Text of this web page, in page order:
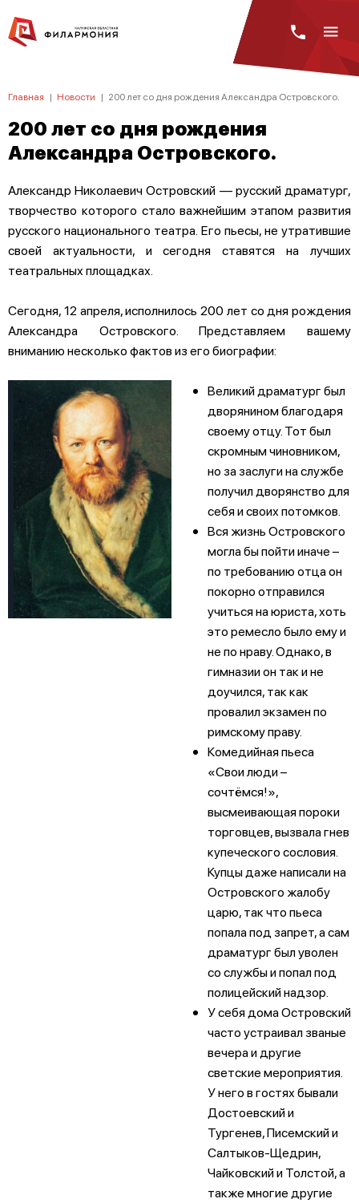
Главная | Новости | 200 лет со дня рождения Александра Островского.
200 лет со дня рождения
Александра Островского.
Александр Николаевич Островский — русский драматург,
творчество которого стало важнейшим этапом развития
русского национального театра. Его пьесы, не утратившие
своей актуальности, и сегодня ставятся на лучших
театральных площадках.
Сегодня, 12 апреля, исполнилось 200 лет со дня рождения
Александра Островского. Представляем вашему
вниманию несколько фактов из его биографии:
Великий драматург был
дворянином благодаря
своему отцу. Тот был
скромным чиновником,
но за заслуги на службе
получил дворянство для
себя и своих потомков.
Вся жизнь Островского
могла бы пойти иначе –
по требованию отца он
покорно отправился
учиться на юриста, хоть
это ремесло было ему и
не по нраву. Однако, в
гимназии он так и не
доучился, так как
провалил экзамен по
римскому праву.
Комедийная пьеса
«Свои люди –
сочтёмся!»,
высмеивающая пороки
торговцев, вызвала гнев
купеческого сословия.
Купцы даже написали на
Островского жалобу
царю, так что пьеса
попала под запрет, а сам
драматург был уволен
со службы и попал под
полицейский надзор.
У себя дома Островский
часто устраивал званые
вечера и другие
светские мероприятия.
У него в гостях бывали
Достоевский и
Тургенев, Писемский и
Салтыков-Щедрин,
Чайковский и Толстой, а
также многие другие